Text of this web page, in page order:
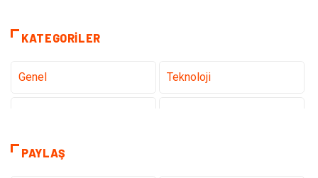
KATEGORILER
Genel Teknoloji
Tatil
PAYLAŞ